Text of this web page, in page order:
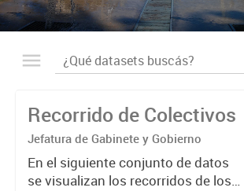
Recorrido de Colectivos
Jefatura de Gabinete y Gobierno
En el siguiente conjunto de datos
se visualizan los recorridos de los